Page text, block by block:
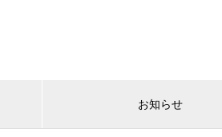
お知らせ